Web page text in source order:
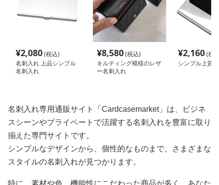
¥2,080(税込)
名刺入れ 上品シンプル
名刺入れ
¥8,580(税込)
キルティング模様のレザ
ー名刺入れ
¥2,160(税
シンプル上質
名刺入れ専用通販サイト「Cardcasemarket」は、ビジネ
スシーンやプライベートで活躍する名刺入れを豊富に取り
揃えた専門サイトです。
シンプルなデザインから、個性的なものまで、さまざまな
スタイルの名刺入れが見つかります。
特に、素材や色、機能性にこだわった商品が多く、あなた